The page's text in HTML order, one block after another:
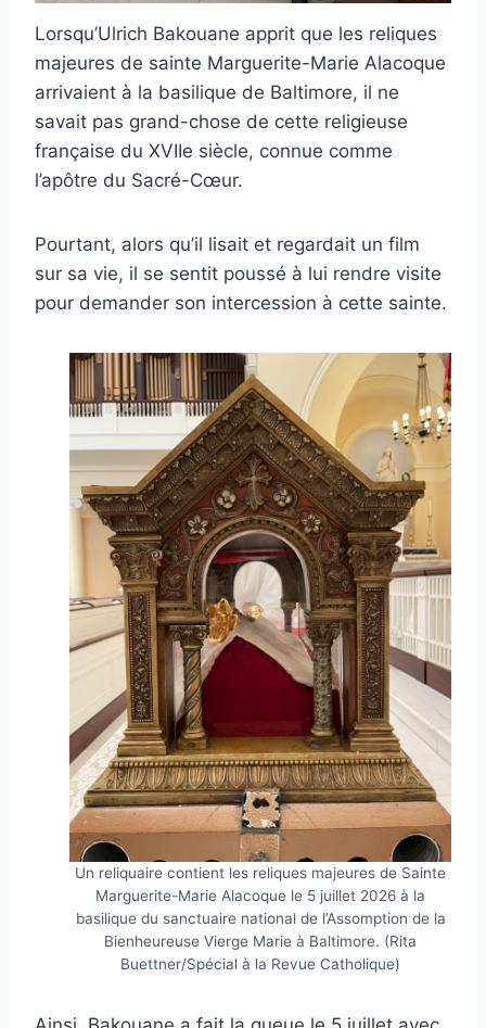
Lorsqu’Ulrich Bakouane apprit que les reliques
majeures de sainte Marguerite-Marie Alacoque
arrivaient à la basilique de Baltimore, il ne
savait pas grand-chose de cette religieuse
française du XVIIe siècle, connue comme
l’apôtre du Sacré-Cœur.
Pourtant, alors qu’il lisait et regardait un film
sur sa vie, il se sentit poussé à lui rendre visite
pour demander son intercession à cette sainte.
Un reliquaire contient les reliques majeures de Sainte
Marguerite-Marie Alacoque le 5 juillet 2026 à la
basilique du sanctuaire national de l’Assomption de la
Bienheureuse Vierge Marie à Baltimore. (Rita
Buettner/Spécial à la Revue Catholique)